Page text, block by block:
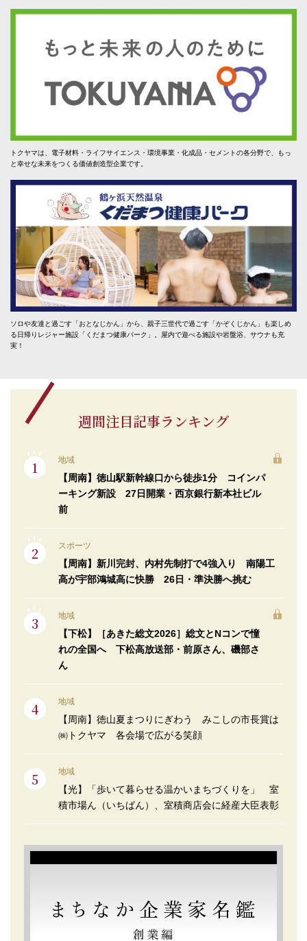
トクヤマは、電子材料・ライフサイエンス・環境事業・化成品・セメントの各分野で、もっ
と幸せな未来をつくる価値創造型企業です。
ソロや友達と過ごす「おとなじかん」から、親子三世代で過ごす「かぞくじかん」も楽しめ
る日帰りレジャー施設「くだまつ健康パーク」。屋内で遊べる施設や岩盤浴、サウナも充
実！
週間注目記事ランキング
地域
【周南】徳山駅新幹線口から徒歩1分 コインパ
ーキング新設 27日開業・西京銀行新本社ビル
前
スポーツ
【周南】新川完封、内村先制打で4強入り 南陽工
高が宇部鴻城高に快勝 26日・準決勝へ挑む
地域
【下松】［あきた総文2026］総文とNコンで憧
れの全国へ 下松高放送部・前原さん、磯部さ
ん
地域
【周南】徳山夏まつりにぎわう みこしの市長賞は
㈱トクヤマ 各会場で広がる笑顔
地域
【光】「歩いて暮らせる温かいまちづくりを」 室
積市場ん（いちばん）、室積商店会に経産大臣表彰